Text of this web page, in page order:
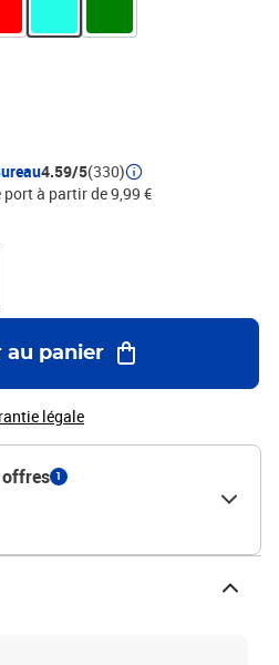
4.59/5(330)
à partir de 9,99 €
au panier
légale
1